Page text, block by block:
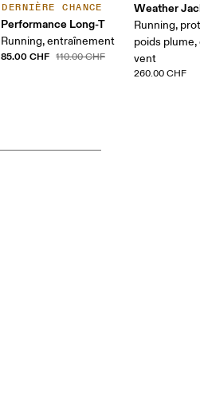
DERNIÈRE CHANCE
Performance Long-T
Running, entraînement
85.00 CHF 110.00 CHF
Weather
Running,
poids
vent
260.00 CHF